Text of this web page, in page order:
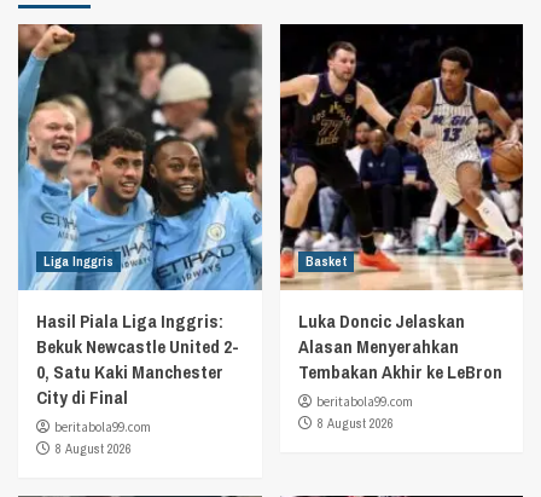
Liga Inggris
Hasil Piala Liga Inggris:
Bekuk Newcastle United 2-
0, Satu Kaki Manchester
City di Final
beritabola99.com
8 August 2026
Basket
Luka Doncic Jelaskan
Alasan Menyerahkan
Tembakan Akhir ke LeBron
beritabola99.com
8 August 2026